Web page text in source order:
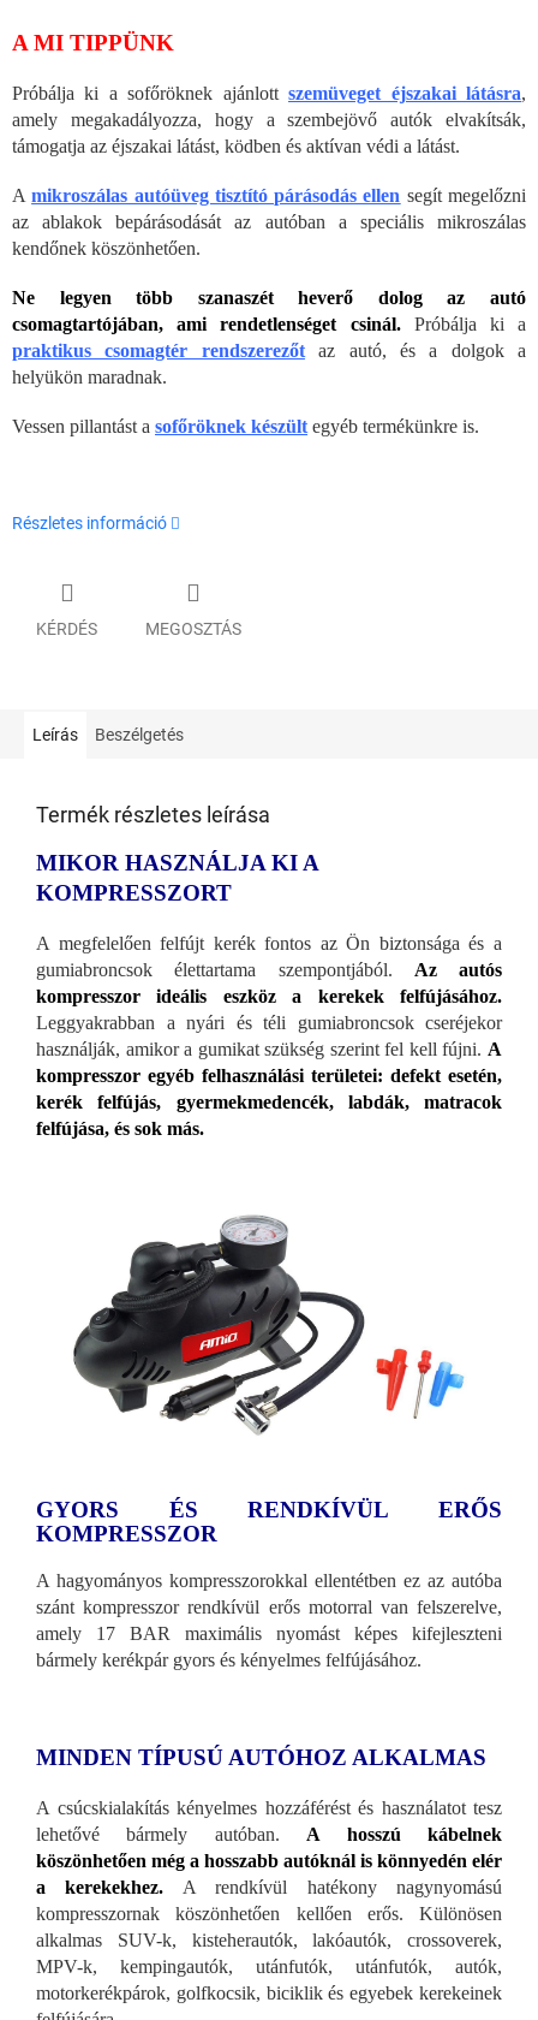
A MI TIPPÜNK
Próbálja ki a sofőröknek ajánlottszemüveget éjszakai látásra,
amely megakadályozza, hogy a szembejövő autók elvakítsák,
támogatja az éjszakai látást, ködben és aktívan védi a látást.
Amikroszálas autóüveg tisztító párásodás ellen segít megelőzni
az ablakok bepárásodását az autóban a speciális mikroszálas
kendőnek köszönhetően.
Ne legyen több szanaszét heverő dolog az autó
csomagtartójában, ami rendetlenséget csinál.Próbálja ki a
praktikus csomagtér rendszerezőtaz autó, és a dolgok a
helyükön maradnak.
Vessen pillantást a sofőröknek készült egyéb termékünkre is.
Részletes információ
KÉRDÉS MEGOSZTÁS
Leírás Beszélgetés
Termék részletes leírása
MIKOR HASZNÁLJA KI A
KOMPRESSZORT
A megfelelően felfújt kerék fontos az Ön biztonsága és a
gumiabroncsok élettartama szempontjából. Az autós
kompresszor ideális eszköz a kerekek felfújásához.
Leggyakrabban a nyári és téli gumiabroncsok cseréjekor
használják, amikor a gumikat szükség szerint fel kell fújni. A
kompresszor egyéb felhasználási területei: defekt esetén,
kerék felfújás, gyermekmedencék, labdák, matracok
felfújása, és sok más.
GYORS ÉS RENDKÍVÜL ERŐS
KOMPRESSZOR
A hagyományos kompresszorokkal ellentétben ez az autóba
szánt kompresszor rendkívül erős motorral van felszerelve,
amely 17 BAR maximális nyomást képes kifejleszteni
bármely kerékpár gyors és kényelmes felfújásához.
MINDEN TÍPUSÚ AUTÓHOZ ALKALMAS
A csúcskialakítás kényelmes hozzáférést és használatot tesz
lehetővé bármely autóban. A hosszú kábelnek
köszönhetően még a hosszabb autóknál is könnyedén elér
a kerekekhez. A rendkívül hatékony nagynyomású
kompresszornak köszönhetően kellően erős. Különösen
alkalmas SUV-k, kisteherautók, lakóautók, crossoverek,
MPV-k, kempingautók, utánfutók, utánfutók, autók,
motorkerékpárok, golfkocsik, biciklik és egyebek kerekeinek